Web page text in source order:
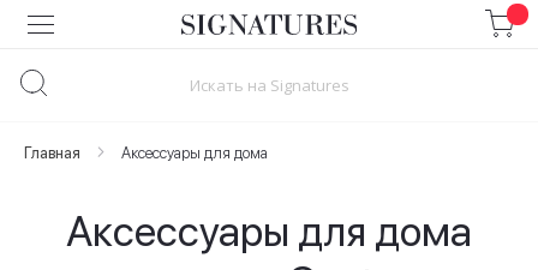
Skip
to
Главная Аксессуары для дома
Аксессуары для дома